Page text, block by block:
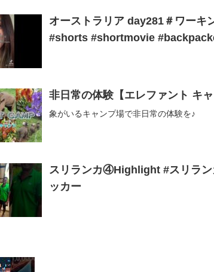
オーストラリア day281＃ワーキ
#shorts #shortmovie
非日常の体験【エレファント キ
象がいるキャンプ場で非日常の体験を♪
スリランカ④Highlight #スリラ
ッカー